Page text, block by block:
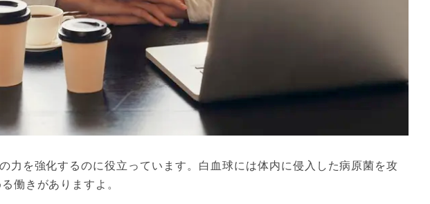
力を強化するのに役立っています。白血球には体内に侵入した病原菌を攻
働きがありますよ。